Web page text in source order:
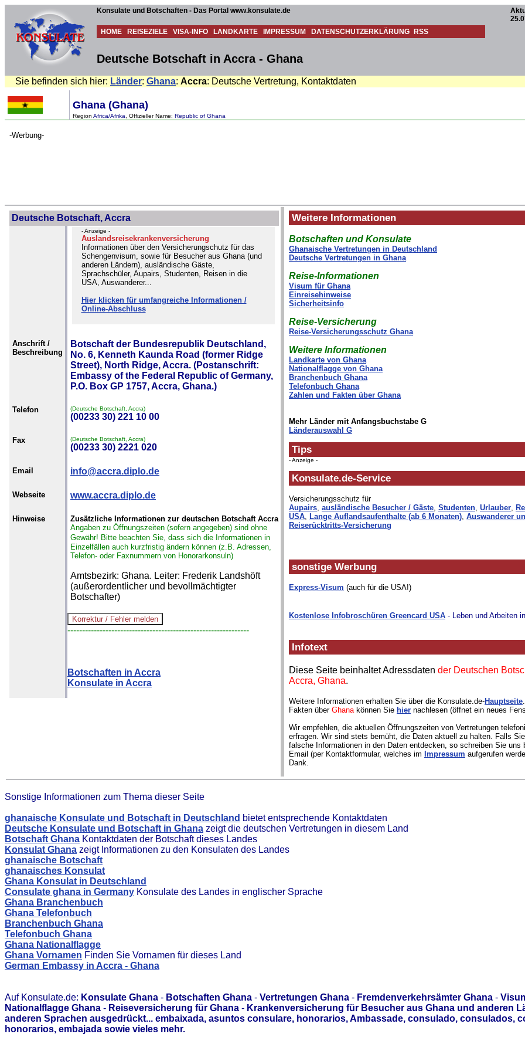
Konsulate und Botschaften - Das Portal www.konsulate.de
HOME REISEZIELE VISA-INFO LANDKARTE IMPRESSUM DATENSCHUTZERKLÄRUNG RSS
Deutsche Botschaft in Accra - Ghana
Sie befinden sich hier: Länder: Ghana: Accra: Deutsche Vertretung, Kontaktdaten
Ghana (Ghana)
Region Africa/Afrika , Offizieller Name: Republic of Ghana
-Werbung-
Deutsche Botschaft, Accra
- Anzeige -
Auslandsreisekrankenversicherung
Informationen über den Versicherungschutz für das
Schengenvisum, sowie für Besucher aus Ghana (und
anderen Ländern), ausländische Gäste,
Sprachschüler, Aupairs, Studenten, Reisen in die
USA, Auswanderer...
Hier klicken für umfangreiche Informationen /
Online-Abschluss
Anschrift /
Beschreibung
Botschaft der Bundesrepublik Deutschland,
No. 6, Kenneth Kaunda Road (former Ridge
Street), North Ridge, Accra. (Postanschrift:
Embassy of the Federal Republic of Germany,
P.O. Box GP 1757, Accra, Ghana.)
Telefon (Deutsche Botschaft, Accra)
(00233 30) 221 10 00
Fax (Deutsche Botschaft, Accra)
(00233 30) 2221 020
Email info@accra.diplo.de
Webseite www.accra.diplo.de
Hinweise
Zusätzliche Informationen zur deutschen Botschaft Accra
Angaben zu Öffnungszeiten (sofern angegeben) sind ohne
Gewähr! Bitte beachten Sie, dass sich die Informationen in
Einzelfällen auch kurzfristig ändern können (z.B. Adressen,
Telefon- oder Faxnummern von Honorarkonsuln)
Amtsbezirk: Ghana. Leiter: Frederik Landshöft
(außerordentlicher und bevollmächtigter
Botschafter)
--------------------------------------------------------------
Botschaften in Accra
Konsulate in Accra
Weitere Informationen
Botschaften und Konsulate
Ghanaische Vertretungen in Deutschland
Deutsche Vertretungen in Ghana
Reise-Informationen
Visum für Ghana
Einreisehinweise
Sicherheitsinfo
Reise-Versicherung
Reise-Versicherungsschutz Ghana
Weitere Informationen
Landkarte von Ghana
Nationalflagge von Ghana
Branchenbuch Ghana
Telefonbuch Ghana
Zahlen und Fakten über Ghana
Mehr Länder mit Anfangsbuchstabe G
Länderauswahl G
Tips
- Anzeige -
Konsulate.de-Service
Versicherungsschutz für
Aupairs, ausländische Besucher / Gäste, Studenten, Urlauber,
USA, Lange Auflandsaufenthalte (ab 6 Monaten), Auswanderer
Reiserücktritts-Versicherung
sonstige Werbung
Express-Visum (auch für die USA!)
Kostenlose Infobroschüren Greencard USA - Leben und Arbeiten
Infotext
Diese Seite beinhaltet Adressdaten der Deutschen
Accra, Ghana.
Weitere Informationen erhalten Sie über die Konsulate.de-Hauptseite
Fakten über Ghanakönnen Sie hier nachlesen (öffnet ein neues
Wir empfehlen, die aktuellen Öffnungszeiten von Vertretungen
erfragen. Wir sind stets bemüht, die Daten aktuell zu halten. Falls
falsche Informationen in den Daten entdecken, so schreiben Sie uns
Email (per Kontaktformular, welches im Impressum aufgerufen
Dank.
Sonstige Informationen zum Thema dieser Seite
ghanaische Konsulate und Botschaft in Deutschland bietet entsprechende Kontaktdaten
Deutsche Konsulate und Botschaft in Ghana zeigt die deutschen Vertretungen in diesem Land
Botschaft Ghana Kontaktdaten der Botschaft dieses Landes
Konsulat Ghana zeigt Informationen zu den Konsulaten des Landes
ghanaische Botschaft
ghanaisches Konsulat
Ghana Konsulat in Deutschland
Consulate ghana in Germany Konsulate des Landes in englischer Sprache
Ghana Branchenbuch
Ghana Telefonbuch
Branchenbuch Ghana
Telefonbuch Ghana
Ghana Nationalflagge
Ghana Vornamen Finden Sie Vornamen für dieses Land
German Embassy in Accra - Ghana
Auf Konsulate.de: Konsulate Ghana - Botschaften Ghana - Vertretungen Ghana - Fremdenverkehrsämter Ghana -
Nationalflagge Ghana - Reiseversicherung für Ghana - Krankenversicherung für Besucher aus Ghana und anderen
anderen Sprachen ausgedrückt... embaixada, asuntos consulare, honorarios, Ambassade, consulado, consulados,
honorarios, embajada sowie vieles mehr.